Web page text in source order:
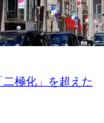
極化」を超えた